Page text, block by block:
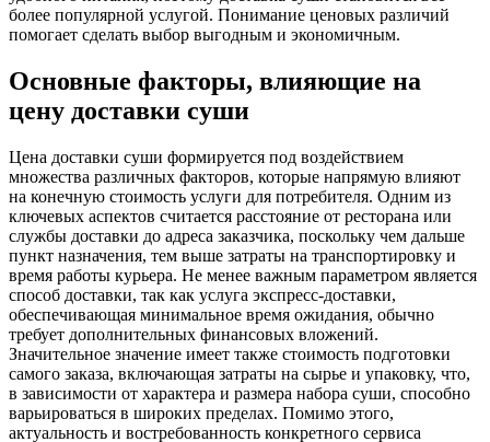
более популярной услугой. Понимание ценовых различий
помогает сделать выбор выгодным и экономичным.
Основные факторы, влияющие на
цену доставки суши
Цена доставки суши формируется под воздействием
множества различных факторов, которые напрямую влияют
на конечную стоимость услуги для потребителя. Одним из
ключевых аспектов считается расстояние от ресторана или
службы доставки до адреса заказчика, поскольку чем дальше
пункт назначения, тем выше затраты на транспортировку и
время работы курьера. Не менее важным параметром является
способ доставки, так как услуга экспресс-доставки,
обеспечивающая минимальное время ожидания, обычно
требует дополнительных финансовых вложений.
Значительное значение имеет также стоимость подготовки
самого заказа, включающая затраты на сырье и упаковку, что,
в зависимости от характера и размера набора суши, способно
варьироваться в широких пределах. Помимо этого,
актуальность и востребованность конкретного сервиса